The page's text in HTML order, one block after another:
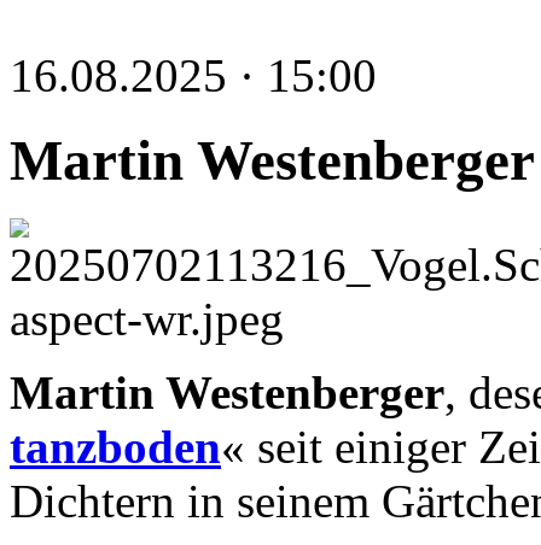
16.08.2025 · 15:00
Martin Westenberger
Martin Westenberger,
tanzboden« seit einiger
Dichtern in seinem